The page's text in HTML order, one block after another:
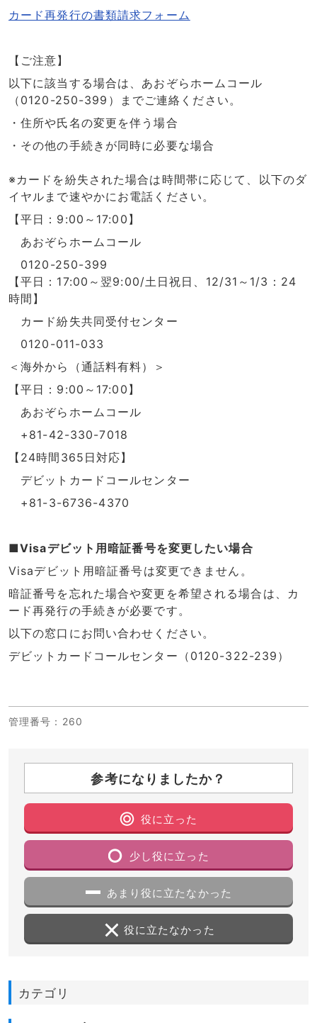
カード再発行の書類請求フォーム
【ご注意】
以下に該当する場合は、あおぞらホームコール
（0120-250-399）までご連絡ください。
・住所や氏名の変更を伴う場合
・その他の手続きが同時に必要な場合
※カードを紛失された場合は 時間帯に応じて、以下のダ
イヤルまで速やかにお電話ください。
【平日：9:00～17:00】
あおぞらホームコール
0120-250-399
【平日：17:00～翌9:00/土日祝日、12/31～1/3：24
時間】
カード紛失共同受付センター
0120-011-033
＜海外から（通話料有料）＞
【平日：9:00～17:00】
あおぞらホームコール
+81-42-330-7018
【24時間365日対応】
デビットカードコールセンター
+81-3-6736-4370
■Visaデビット用暗証番号を変更したい場合
Visaデビット用暗証番号は変更できません。
暗証番号を忘れた場合や変更を希望される場合は、カ
ード再発行の手続きが必要です。
以下の窓口にお問い合わせください。
デビットカードコールセンター（0120-322-239）
管理番号 ：260
参考になりましたか？
役に立った
少し役に立った
あまり役に立たなかった
役に立たなかった
カテゴリ